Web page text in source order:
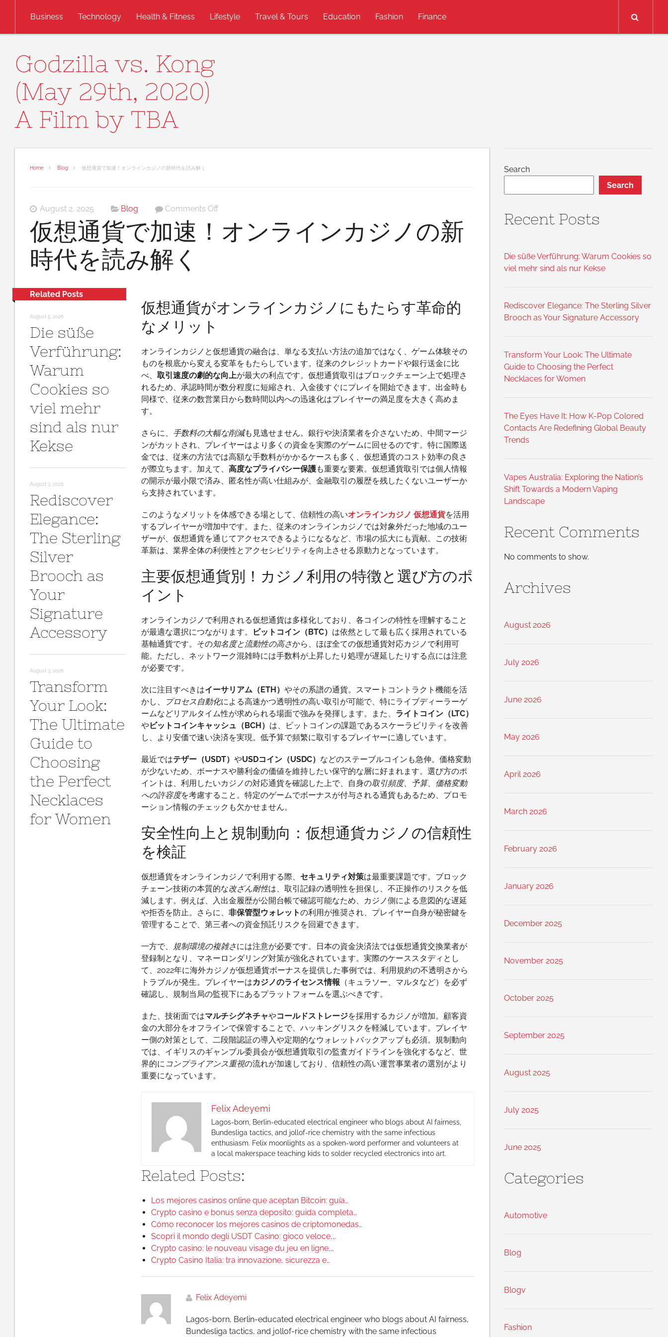
Business
Technology Health & Fitness Lifestyle Travel & Tours Education Fashion Finance
Godzilla vs. Kong
(May 29th, 2020)
A Film by TBA
Home Blog 仮想通貨で加速！オンラインカジノの新時代を読み解く
August 2, 2025 Blog Comments Offon
想
オ
ン
ン
カ
ジ
ノ
の
代
を
読
み
解
仮想通貨で加速！オンラインカジノの新
時代を読み解く
仮想通貨がオンラインカジノにもたらす革命的
なメリット
オンラインカジノと仮想通貨の融合は、単なる支払い方法の追加ではなく、ゲーム体験その
ものを根底から変える変革をもたらしています。従来のクレジットカードや銀行送金に比
べ、 取引速度の劇的な向上が最大の利点です。仮想通貨取引はブロックチェーン上で処理さ
れるため、承認時間が数分程度に短縮され、入金後すぐにプレイを開始できます。出金時も
同様で、従来の数営業日から数時間以内への迅速化はプレイヤーの満足度を大きく高めま
す。
さらに、 手数料の大幅な削減も見逃せません。銀行や決済業者を介さないため、中間マージ
ンがカットされ、プレイヤーはより多くの資金を実際のゲームに回せるのです。特に国際送
金では、従来の方法では高額な手数料がかかるケースも多く、仮想通貨のコスト効率の良さ
が際立ちます。加えて、 高度なプライバシー保護も重要な要素。仮想通貨取引では個人情報
の開示が最小限で済み、匿名性が高い仕組みが、金融取引の履歴を残したくないユーザーか
ら支持されています。
このようなメリットを体感できる場として、信頼性の高いオンラインカジノ 仮想通貨を活用
するプレイヤーが増加中です。また、従来のオンラインカジノでは対象外だった地域のユー
ザーが、仮想通貨を通じてアクセスできるようになるなど、市場の拡大にも貢献。この技術
革新は、業界全体の利便性とアクセシビリティを向上させる原動力となっています。
主要仮想通貨別！カジノ利用の特徴と選び方のポ
イント
オンラインカジノで利用される仮想通貨は多様化しており、各コインの特性を理解すること
が最適な選択につながります。
ビットコイン（BTC） は依然として最も広く採用されている
基軸通貨です。その知名度と流動性の高さから、ほぼ全ての仮想通貨対応カジノで利用可
能。ただし、ネットワーク混雑時には手数料が上昇したり処理が遅延したりする点には注意
が必要です。
次に注目すべきはイーサリアム（ETH） やその系譜の通貨。スマートコントラクト機能を活
かし、
プロセス自動化による高速かつ透明性の高い取引が可能で、特にライブディーラーゲ
ームなどリアルタイム性が求められる場面で強みを発揮します。また、 ライトコイン（LTC）
やビットコインキャッシュ（BCH） は、ビットコインの課題であるスケーラビリティを改善
し、より安価で速い決済を実現。低予算で頻繁に取引するプレイヤーに適しています。
最近ではテザー（USDT） やUSDコイン（USDC） などのステーブルコインも急伸。価格変動
が少ないため、ボーナスや勝利金の価値を維持したい保守的な層に好まれます。選び方のポ
イントは、利用したいカジノの対応通貨を確認した上で、自身の取引頻度、予算、価格変動
への許容度を考慮すること。特定のゲームでボーナスが付与される通貨もあるため、プロモ
ーション情報のチェックも欠かせません。
安全性向上と規制動向：仮想通貨カジノの信頼性
を検証
仮想通貨をオンラインカジノで利用する際、 セキュリティ対策は最重要課題です。ブロック
チェーン技術の本質的な改ざん耐性は、取引記録の透明性を担保し、不正操作のリスクを低
減します。例えば、入出金履歴が公開台帳で確認可能なため、カジノ側による意図的な遅延
や拒否を防止。さらに、 非保管型ウォレットの利用が推奨され、プレイヤー自身が秘密鍵を
管理することで、第三者への資金預託リスクを回避できます。
一方で、 規制環境の複雑さには注意が必要です。日本の資金決済法では仮想通貨交換業者が
登録制となり、マネーロンダリング対策が強化されています。実際のケーススタディとし
て、2022年に海外カジノが仮想通貨ボーナスを提供した事例では、利用規約の不透明さから
トラブルが発生。プレイヤーはカジノのライセンス情報 （キュラソー、マルタなど）を必ず
確認し、規制当局の監視下にあるプラットフォームを選ぶべきです。
また、技術面ではマルチシグネチャやコールドストレージを採用するカジノが増加。顧客資
金の大部分をオフラインで保管することで、ハッキングリスクを軽減しています。プレイヤ
ー側の対策として、二段階認証の導入や定期的なウォレットバックアップも必須。規制動向
では、イギリスのギャンブル委員会が仮想通貨取引の監査ガイドラインを強化するなど、世
界的にコンプライアンス重視の流れが加速しており、信頼性の高い運営事業者の選別がより
重要になっています。
Felix Adeyemi
Lagos-born, Berlin-educated electrical engineer who blogs about AI fairness,
Bundesliga tactics, and jollof-rice chemistry with the same infectious
enthusiasm. Felix moonlights as a spoken-word performer and volunteers at
a local makerspace teaching kids to solder recycled electronics into art.
Related Posts:
Los mejores casinos online que aceptan Bitcoin: guía…
Crypto casino e bonus senza deposito: guida completa…
Cómo reconocer los mejores casinos de criptomonedas…
Scopri il mondo degli USDT Casino: gioco veloce,…
Crypto casino: le nouveau visage du jeu en ligne,…
Crypto Casino Italia: tra innovazione, sicurezza e…
Related Posts
August 5, 2026
Die süße
Verführung:
Warum
Cookies so
viel mehr
sind als nur
Kekse
August 3, 2026
Rediscover
Elegance:
The Sterling
Silver
Brooch as
Your
Signature
Accessory
August 3, 2026
Transform
Your Look:
The Ultimate
Guide to
Choosing
the Perfect
Necklaces
for Women
Felix Adeyemi
Lagos-born, Berlin-educated electrical engineer who blogs about AI fairness,
Bundesliga tactics, and jollof-rice chemistry with the same infectious
Search
Search
Recent Posts
Die süße Verführung: Warum Cookies so
viel mehr sind als nur Kekse
Rediscover Elegance: The Sterling Silver
Brooch as Your Signature Accessory
Transform Your Look: The Ultimate
Guide to Choosing the Perfect
Necklaces for Women
The Eyes Have It: How K-Pop Colored
Contacts Are Redefining Global Beauty
Trends
Vapes Australia: Exploring the Nation’s
Shift Towards a Modern Vaping
Landscape
Recent Comments
No comments to show.
Archives
August 2026
July 2026
June 2026
May 2026
April 2026
March 2026
February 2026
January 2026
December 2025
November 2025
October 2025
September 2025
August 2025
July 2025
June 2025
Categories
Automotive
Blog
Blogv
Fashion